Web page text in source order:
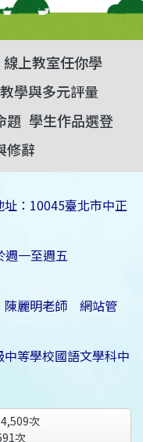
線上教室任你學
學與多元評量
題 學生作品選登
修辭
：10045臺北市中正
週一至週五
陳麗明老師 網站管
等學校國語文學科中
次
次